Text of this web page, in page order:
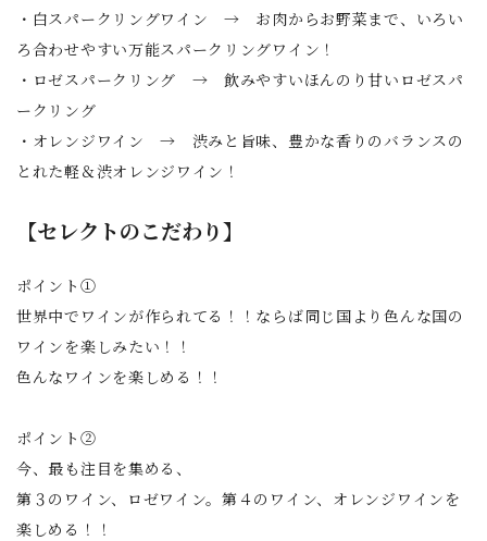
・白スパークリングワイン → お肉からお野菜まで、いろい
ろ合わせやすい万能スパークリングワイン！
・ロゼスパークリング → 飲みやすいほんのり甘いロゼスパ
ークリング
・オレンジワイン → 渋みと旨味、豊かな香りのバランスの
とれた軽＆渋オレンジワイン！
【セレクトのこだわり】
ポイント①
世界中でワインが作られてる！！ならば同じ国より色んな国の
ワインを楽しみたい！！
色んなワインを楽しめる！！
ポイント②
今、最も注目を集める、
第３のワイン、ロゼワイン。第４のワイン、オレンジワインを
楽しめる！！